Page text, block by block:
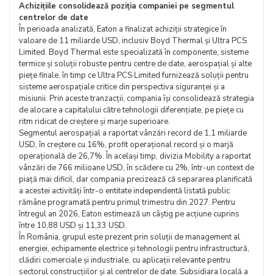
Achizițiile consolidează poziția companiei pe segmentul
centrelor de date
În perioada analizată, Eaton a finalizat achiziții strategice în
valoare de 11 miliarde USD, inclusiv Boyd Thermal și Ultra PCS
Limited. Boyd Thermal este specializată în componente, sisteme
termice și soluții robuste pentru centre de date, aerospațial și alte
piețe finale, în timp ce Ultra PCS Limited furnizează soluții pentru
sisteme aerospațiale critice din perspectiva siguranței și a
misiunii. Prin aceste tranzacții, compania își consolidează strategia
de alocare a capitalului către tehnologii diferențiate, pe piețe cu
ritm ridicat de creștere și marje superioare.
Segmentul aerospațial a raportat vânzări record de 1,1 miliarde
USD, în creștere cu 16%, profit operațional record și o marjă
operațională de 26,7%. În același timp, divizia Mobility a raportat
vânzări de 766 milioane USD, în scădere cu 2%, într-un context de
piață mai dificil, dar compania precizează că separarea planificată
a acestei activități într-o entitate independentă listată public
rămâne programată pentru primul trimestru din 2027. Pentru
întregul an 2026, Eaton estimează un câștig pe acțiune cuprins
între 10,88 USD și 11,33 USD.
În România, grupul este prezent prin soluții de management al
energiei, echipamente electrice și tehnologii pentru infrastructură,
clădiri comerciale și industriale, cu aplicații relevante pentru
sectorul construcțiilor și al centrelor de date. Subsidiara locală a